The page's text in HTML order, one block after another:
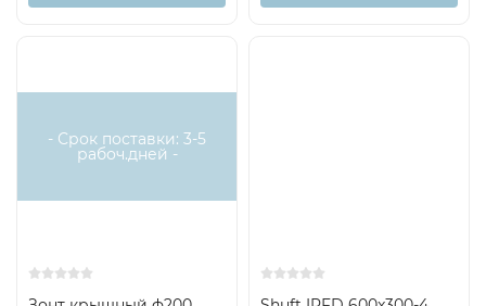
- Срок поставки: 3-5
рабоч.дней -